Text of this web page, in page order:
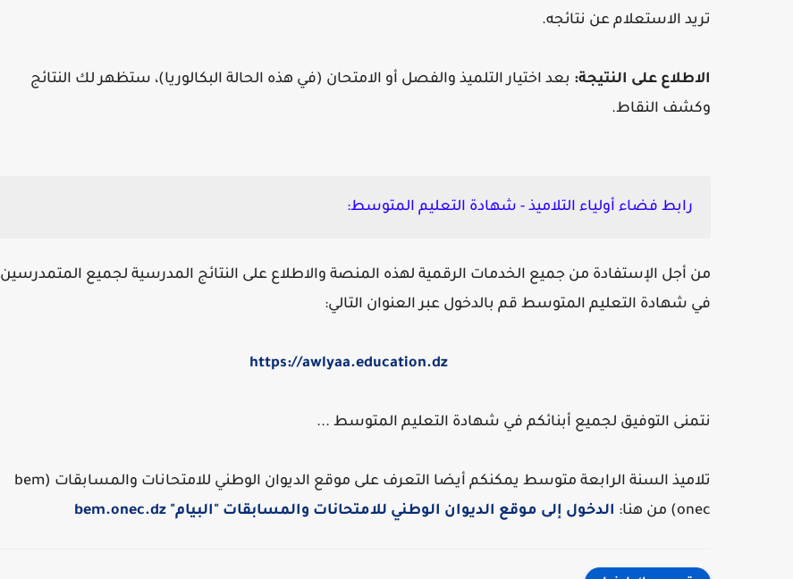
تريد الاستعلام عن نتائجه.
الاطلاع على النتيجة: بعد اختيار التلميذ والفصل أو الامتحان (في هذه الحالة البكالوريا)، ستظهر لك النتائج
وكشف النقاط.
رابط فضاء أولياء التلاميذ - شهادة التعليم المتوسط:
من أجل الإستفادة من جميع الخدمات الرقمية لهذه المنصة والاطلاع على النتائج المدرسية لجميع المتمدرسين
في شهادة التعليم المتوسط قم بالدخول عبر العنوان التالي:
https://awlyaa.education.dz
نتمنى التوفيق لجميع أبنائكم في شهادة التعليم المتوسط ...
تلاميذ السنة الرابعة متوسط يمكنكم أيضا التعرف على موقع الديوان الوطني للامتحانات والمسابقات (bem
onec) من هنا:
الدخول إلى موقع الديوان الوطني للامتحانات والمسابقات "البيام" bem.onec.dz